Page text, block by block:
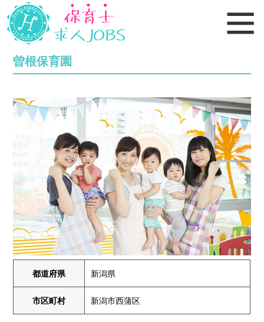
曽根保育園
都道府県 新潟県
市区町村 新潟市西蒲区